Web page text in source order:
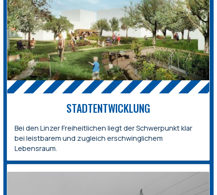
STADTENTWICKLUNG
Bei den Linzer Freiheitlichen liegt der Schwerpunkt klar
bei leistbarem und zugleich erschwinglichem
Lebensraum.